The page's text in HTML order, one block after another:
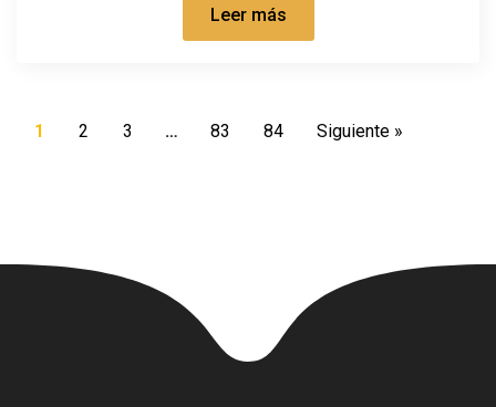
Leer más
1 2 3 … 83 84 Siguiente »